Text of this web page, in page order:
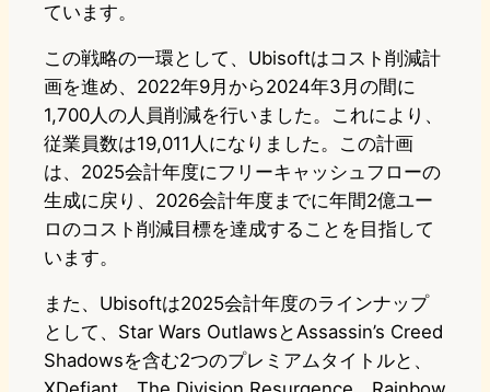
ています。
この戦略の一環として、Ubisoftはコスト削減計
画を進め、2022年9月から2024年3月の間に
1,700人の人員削減を行いました。これにより、
従業員数は19,011人になりました。この計画
は、2025会計年度にフリーキャッシュフローの
生成に戻り、2026会計年度までに年間2億ユー
ロのコスト削減目標を達成することを目指して
います。
また、Ubisoftは2025会計年度のラインナップ
として、Star Wars OutlawsとAssassin’s Creed
Shadowsを含む2つのプレミアムタイトルと、